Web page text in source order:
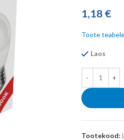
1,18 €
Toote
Laos
Tootekood: